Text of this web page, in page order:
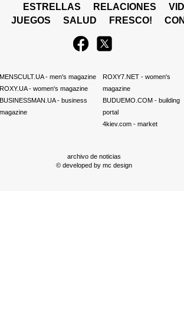
ESTRELLAS RELACIONES
JUEGOS
SALUD FRESCO!
MENSCULT.UA- men's magazine
ROXY.UA- women's magazine
BUSINESSMAN.UA- business
magazine
ROXY7.NET- women's
magazine
BUDUEMO.COM- building
portal
4kiev.com- market
archivo de noticias
© developed by mc design